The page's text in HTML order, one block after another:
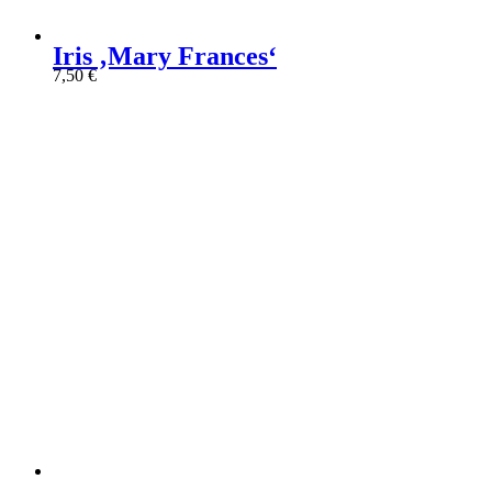
Iris ‚Mary Frances‘
7,50€